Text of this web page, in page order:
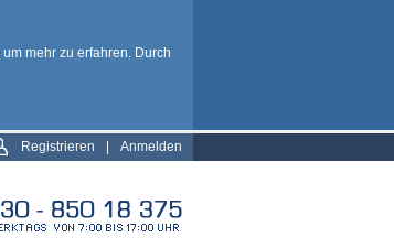
um mehr zu erfahren. Durch
Registrieren Anmelden